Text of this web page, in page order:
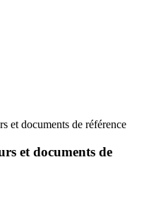
et documents de référence
et documents de